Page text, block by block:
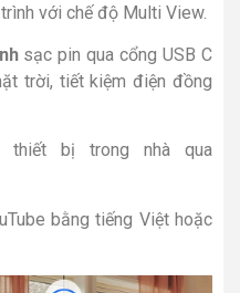
với chế độ Multi View.
sạc pin qua cổng USB C
trời, tiết kiệm điện đồng
bị trong nhà qua
bằng tiếng Việt hoặc